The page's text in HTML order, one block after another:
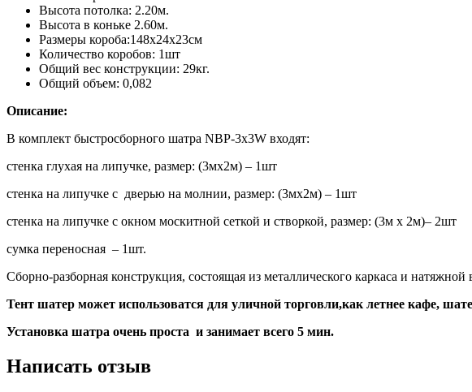
Высота потолка: 2.20м.
Высота в коньке 2.60м.
Размеры короба:148х24х23см
Количество коробов: 1шт
Общий вес конструкции: 29кг.
Общий объем: 0,082
Описание:
В комплект быстросборного шатра NBP-3x3W входят:
стенка глухая на липучке, размер: (3мх2м) – 1шт
стенка на липучке с дверью на молнии, размер: (3мх2м) – 1шт
стенка на липучке с окном москитной сеткой и створкой, размер: (3м х 2м)– 2шт
сумка переносная – 1шт.
Сборно-разборная конструкция, состоящая из металлического каркаса и
Тент шатер может использоватся для уличной торговли,как летнее кафе,
Установка шатра очень проста и занимает всего 5 мин.
Написать отзыв